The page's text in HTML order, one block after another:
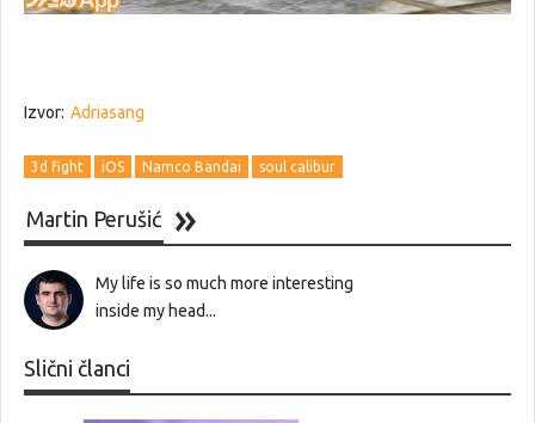
Izvor: Adriasang
3d fight iOS Namco Bandai soul calibur
Martin Perušić
My life is so much more interesting
inside my head...
Slični članci